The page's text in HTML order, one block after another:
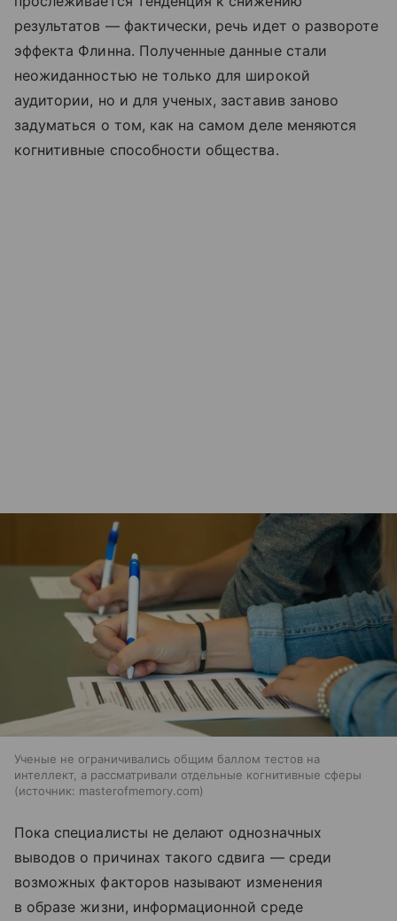
результатов — фактически, речь идет о развороте
эффекта Флинна. Полученные данные стали
неожиданностью не только для широкой
аудитории, но и для ученых, заставив заново
задуматься о том, как на самом деле меняются
когнитивные способности общества.
Ученые не ограничивались общим баллом тестов на
интеллект, а рассматривали отдельные когнитивные сферы
источник: masterofmemory.com
Пока специалисты не делают однозначных
выводов о причинах такого сдвига — среди
возможных факторов называют изменения
в образе жизни, информационной среде